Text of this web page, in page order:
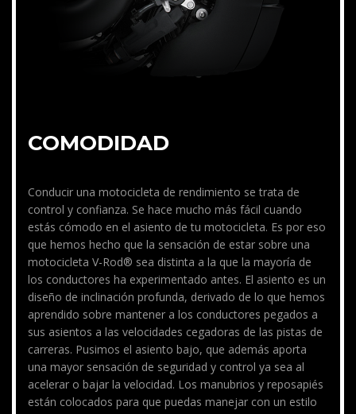
COMODIDAD
Conducir una motocicleta de rendimiento se trata de
control y confianza. Se hace mucho más fácil cuando
estás cómodo en el asiento de tu motocicleta. Es por eso
que hemos hecho que la sensación de estar sobre una
motocicleta V-Rod® sea distinta a la que la mayoría de
los conductores ha experimentado antes. El asiento es un
diseño de inclinación profunda, derivado de lo que hemos
aprendido sobre mantener a los conductores pegados a
sus asientos a las velocidades cegadoras de las pistas de
carreras. Pusimos el asiento bajo, que además aporta
una mayor sensación de seguridad y control ya sea al
acelerar o bajar la velocidad. Los manubrios y reposapiés
están colocados para que puedas manejar con un estilo